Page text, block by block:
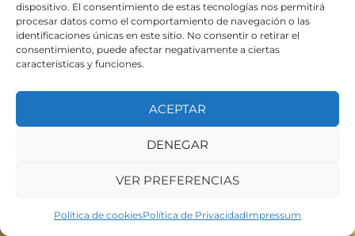
dispositivo. El consentimiento de estas tecnologías nos permitirá
procesar datos como el comportamiento de navegación o las
identificaciones únicas en este sitio. No consentir o retirar el
consentimiento, puede afectar negativamente a ciertas
características y funciones.
ACEPTAR
DENEGAR
VER PREFERENCIAS
Política de cookiesPolítica de PrivacidadImpressum